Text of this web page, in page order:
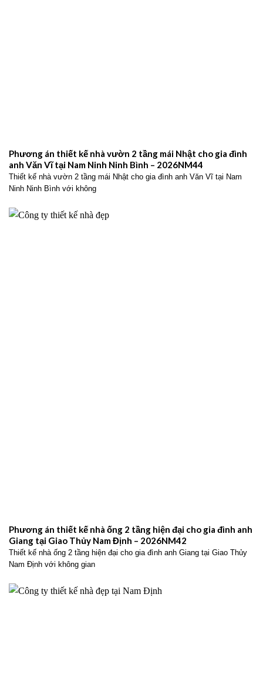
Phương án thiết kế nhà vườn 2 tầng mái Nhật cho gia đình
anh Văn Vĩ tại Nam Ninh Ninh Bình – 2026NM44
Thiết kế nhà vườn 2 tầng mái Nhật cho gia đình anh Văn Vĩ tại Nam
Ninh Ninh Bình với không
Phương án thiết kế nhà ống 2 tầng hiện đại cho gia đình anh
Giang tại Giao Thủy Nam Định – 2026NM42
Thiết kế nhà ống 2 tầng hiện đại cho gia đình anh Giang tại Giao Thủy
Nam Định với không gian